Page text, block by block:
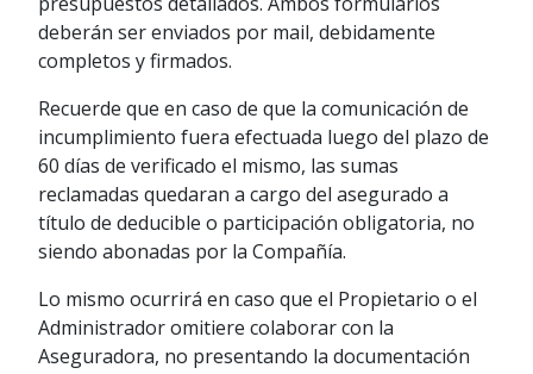
deberán ser enviados por mail, debidamente
completos y firmados.
Recuerde que en caso de que la comunicación de
incumplimiento fuera efectuada luego del plazo de
60 días de verificado el mismo, las sumas
reclamadas quedaran a cargo del asegurado a
título de deducible o participación obligatoria, no
siendo abonadas por la Compañía.
Lo mismo ocurrirá en caso que el Propietario o el
Administrador omitiere colaborar con la
Aseguradora, no presentando la documentación